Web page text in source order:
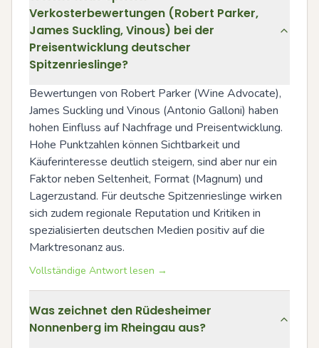
Verkosterbewertungen (Robert Parker,
James Suckling, Vinous) bei der
Preisentwicklung deutscher
Spitzenrieslinge?
Bewertungen von Robert Parker (Wine Advocate),
James Suckling und Vinous (Antonio Galloni) haben
hohen Einfluss auf Nachfrage und Preisentwicklung.
Hohe Punktzahlen können Sichtbarkeit und
Käuferinteresse deutlich steigern, sind aber nur ein
Faktor neben Seltenheit, Format (Magnum) und
Lagerzustand. Für deutsche Spitzenrieslinge wirken
sich zudem regionale Reputation und Kritiken in
spezialisierten deutschen Medien positiv auf die
Marktresonanz aus.
Vollständige Antwort lesen →
Was zeichnet den Rüdesheimer
Nonnenberg im Rheingau aus?